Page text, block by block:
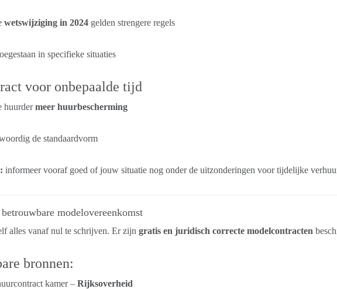
wetswijziging in 2024gelden strengere regels
in specifieke situaties
voor onbepaalde tijd
huurdermeer huurbescherming
de standaardvorm
informeer vooraf goed of jouw situatie nog onder de uitzonderingen voor tijdelijke
modelovereenkomst
alles vanaf nul te schrijven. Er zijn gratis en juridisch correcte modelcontracten
bronnen:
kamer – Rijksoverheid